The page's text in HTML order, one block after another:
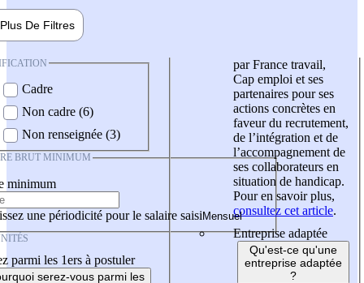
Plus De Filtres
Cadre
Non cadre (6)
Non renseignée (3)
BRUT MINIMUM
minimum
une périodicité pour le salaire saisi
parmi les 1ers à postuler
serez-vous parmi les
par France travail,
Cap emploi et ses
partenaires pour ses
actions concrètes en
faveur du recrutement,
de l’intégration et de
l’accompagnement de
ses collaborateurs en
situation de handicap.
Pour en savoir plus,
consultez cet article.
Entreprise adaptée
Qu'est-ce qu'une
entreprise adaptée
?